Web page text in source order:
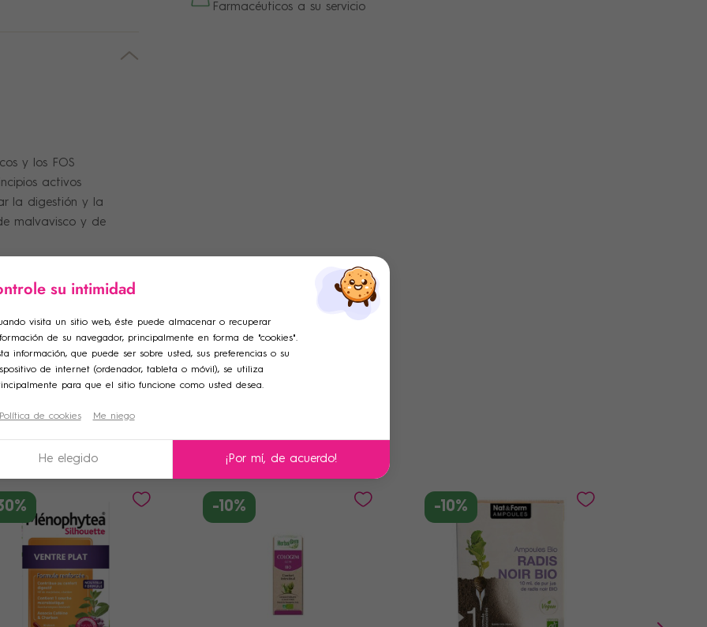
Farmacéuticos a su servicio
y los FOS
activos
la digestión y la
malvavisco y de
Otros Productos
-10% -10%
a la lista de deseos
una nueva lista
lista de deseos ×
×
iniciar sesión para guardar productos en su lista de deseos.
Iniciar sesión
su intimidad
visita un sitio web, éste puede almacenar o recuperar
de su navegador, principalmente en forma de "cookies".
información, que puede ser sobre usted, sus preferencias o su
de internet (ordenador, tableta o móvil), se utiliza
para que el sitio funcione como usted desea.
Política de cookies Me niego
He elegido ¡Por mí, de acuerdo!